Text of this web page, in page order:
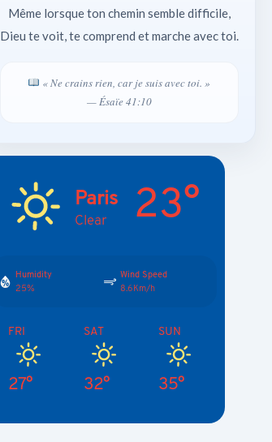
Même lorsque ton chemin semble difficile,
Dieu te voit, te comprend et marche avec toi.
« Ne crains rien, car je suis avec toi. »
— Ésaïe 41:10
Paris
Clear 23°
Humidity
25%
Wind Speed
8.6Km/h
FRI
27°
SAT
32°
SUN
35°